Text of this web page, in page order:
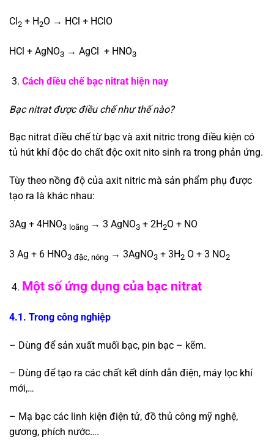
Cl2 + H2O → HCl + HClO
HCl + AgNO3 → AgCl + HNO3
Cách điều chế bạc nitrat hiện nay
Bạc nitrat được điều chế như thế nào?
Bạc nitrat điều chế từ bạc và axit nitric trong điều kiện có
tủ hút khí độc do chất độc oxit nito sinh ra trong phản ứng.
Tùy theo nồng độ của axit nitric mà sản phẩm phụ được
tạo ra là khác nhau:
3Ag + 4HNO3 loãng → 3 AgNO3 + 2H2O + NO
3 Ag + 6 HNO3 đặc, nóng → 3AgNO3 + 3H2 O + 3 NO2
Một số ứng dụng của bạc nitrat
4.1. Trong công nghiệp
– Dùng để sản xuất muối bạc, pin bạc – kẽm.
– Dùng để tạo ra các chất kết dính dẫn điện, máy lọc khí
mới,…
– Mạ bạc các linh kiện điện tử, đồ thủ công mỹ nghệ,
gương, phích nước….